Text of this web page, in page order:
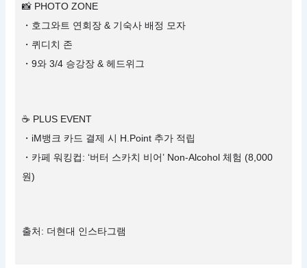
📸 PHOTO ZONE
・호그와트 연회장 & 기숙사 배정 모자
・퀴디치 존
・9와 3/4 승강장 & 헤드위그
☕ PLUS EVENT
・iM뱅크 카드 결제 시 H.Point 추가 적립
・카페 워킹컵: ‘버터 스카치 비어’ Non-Alcohol 체험 (8,000
원)
출처: 더현대 인스타그램